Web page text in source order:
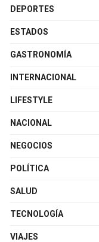
DEPORTES
ESTADOS
GASTRONOMÍA
INTERNACIONAL
LIFESTYLE
NACIONAL
NEGOCIOS
POLÍTICA
SALUD
TECNOLOGÍA
VIAJES